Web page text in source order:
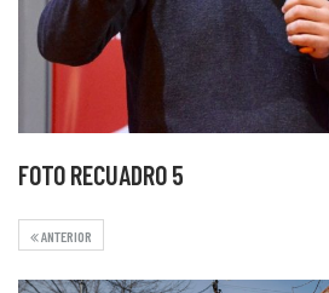
FOTO RECUADRO 5
ANTERIOR